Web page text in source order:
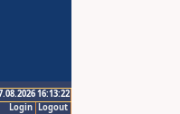
16:13:22
Logout
Login